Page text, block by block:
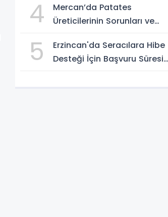
4
Mercan’da Patates
Üreticilerinin Sorunları ve
Yatırıldı
5
Erzincan'da Seracılara Hibe
Desteği İçin Başvuru Süresi